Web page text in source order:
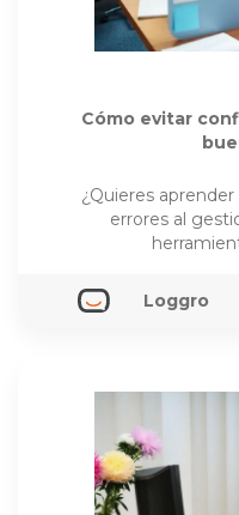
Cómo evitar
¿Quieres
errores al
Loggro